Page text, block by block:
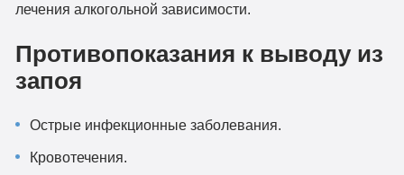
лечения алкогольной зависимости.
Противопоказания к выводу из
запоя
Острые инфекционные заболевания.
Кровотечения.